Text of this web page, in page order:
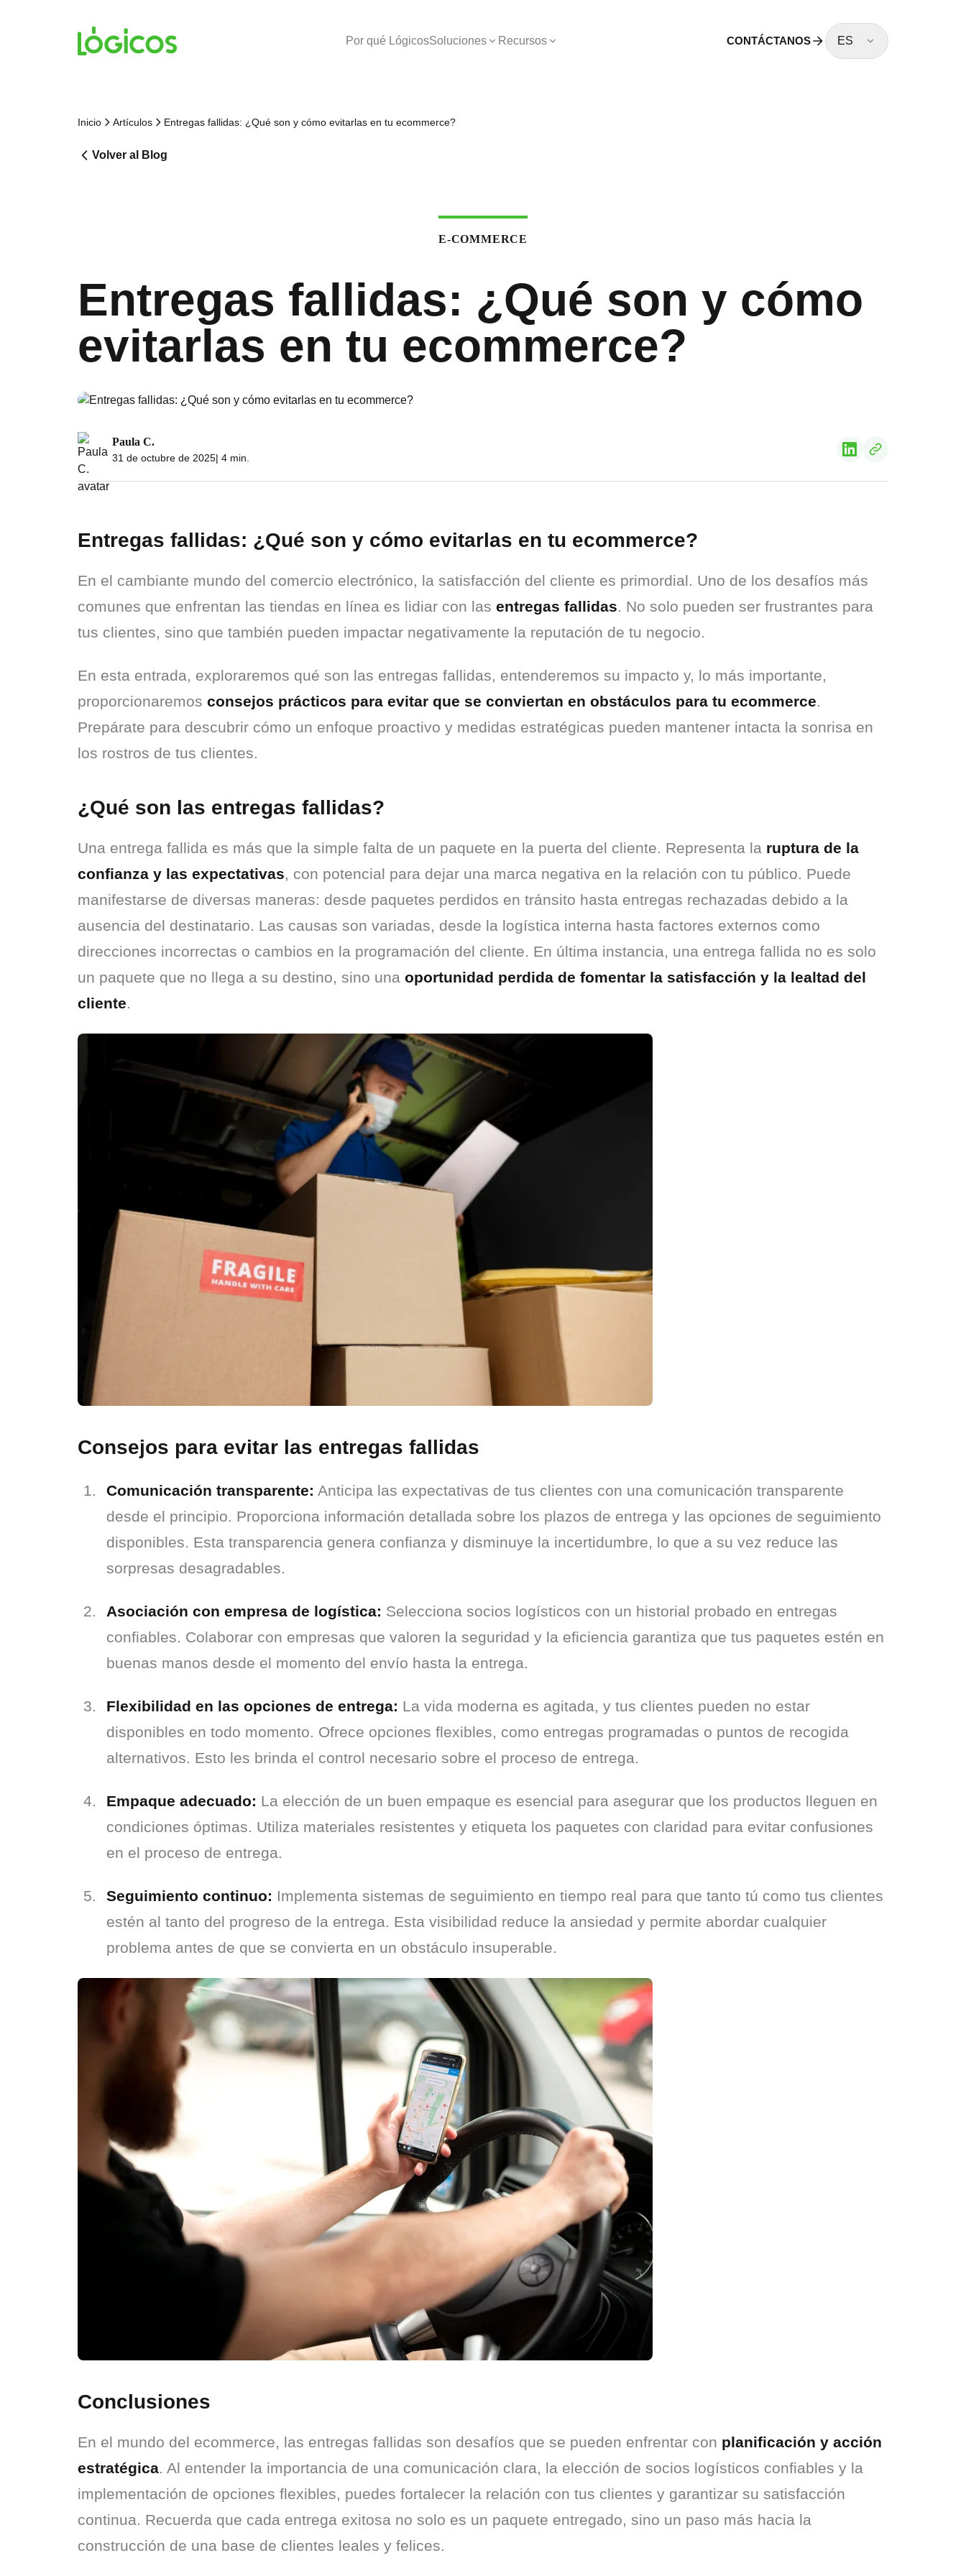
Por qué LógicosSoluciones Recursos CONTÁCTANOS ES
Inicio Artículos Entregas fallidas: ¿Qué son y cómo evitarlas en tu ecommerce?
Volver al Blog
E-COMMERCE
Entregas fallidas: ¿Qué son y cómo
evitarlas en tu ecommerce?
Paula C.
31 de octubre de 2025| 4 min.
Entregas fallidas: ¿Qué son y cómo evitarlas en tu ecommerce?
En el cambiante mundo del comercio electrónico, la satisfacción del cliente es primordial. Uno de los desafíos más
comunes que enfrentan las tiendas en línea es lidiar con las entregas fallidas. No solo pueden ser frustrantes para
tus clientes, sino que también pueden impactar negativamente la reputación de tu negocio.
En esta entrada, exploraremos qué son las entregas fallidas, entenderemos su impacto y, lo más importante,
proporcionaremos consejos prácticos para evitar que se conviertan en obstáculos para tu ecommerce.
Prepárate para descubrir cómo un enfoque proactivo y medidas estratégicas pueden mantener intacta la sonrisa en
los rostros de tus clientes.
¿Qué son las entregas fallidas?
Una entrega fallida es más que la simple falta de un paquete en la puerta del cliente. Representa la ruptura de la
confianza y las expectativas, con potencial para dejar una marca negativa en la relación con tu público. Puede
manifestarse de diversas maneras: desde paquetes perdidos en tránsito hasta entregas rechazadas debido a la
ausencia del destinatario. Las causas son variadas, desde la logística interna hasta factores externos como
direcciones incorrectas o cambios en la programación del cliente. En última instancia, una entrega fallida no es solo
un paquete que no llega a su destino, sino una oportunidad perdida de fomentar la satisfacción y la lealtad del
cliente.
Consejos para evitar las entregas fallidas
Comunicación transparente: Anticipa las expectativas de tus clientes con una comunicación transparente
desde el principio. Proporciona información detallada sobre los plazos de entrega y las opciones de seguimiento
disponibles. Esta transparencia genera confianza y disminuye la incertidumbre, lo que a su vez reduce las
sorpresas desagradables.
Asociación con empresa de logística: Selecciona socios logísticos con un historial probado en entregas
confiables. Colaborar con empresas que valoren la seguridad y la eficiencia garantiza que tus paquetes estén en
buenas manos desde el momento del envío hasta la entrega.
Flexibilidad en las opciones de entrega: La vida moderna es agitada, y tus clientes pueden no estar
disponibles en todo momento. Ofrece opciones flexibles, como entregas programadas o puntos de recogida
alternativos. Esto les brinda el control necesario sobre el proceso de entrega.
Empaque adecuado: La elección de un buen empaque es esencial para asegurar que los productos lleguen en
condiciones óptimas. Utiliza materiales resistentes y etiqueta los paquetes con claridad para evitar confusiones
en el proceso de entrega.
Seguimiento continuo: Implementa sistemas de seguimiento en tiempo real para que tanto tú como tus clientes
estén al tanto del progreso de la entrega. Esta visibilidad reduce la ansiedad y permite abordar cualquier
problema antes de que se convierta en un obstáculo insuperable.
Conclusiones
En el mundo del ecommerce, las entregas fallidas son desafíos que se pueden enfrentar con planificación y acción
estratégica. Al entender la importancia de una comunicación clara, la elección de socios logísticos confiables y la
implementación de opciones flexibles, puedes fortalecer la relación con tus clientes y garantizar su satisfacción
continua. Recuerda que cada entrega exitosa no solo es un paquete entregado, sino un paso más hacia la
construcción de una base de clientes leales y felices.